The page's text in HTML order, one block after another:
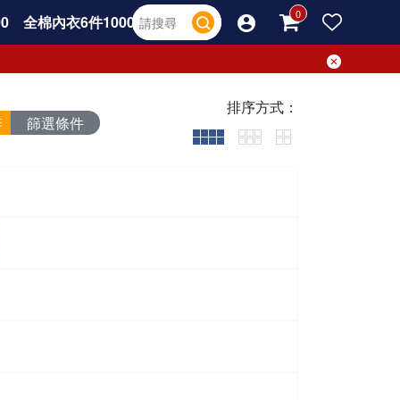
全棉內衣6件1000
篩選條件
排序方式：